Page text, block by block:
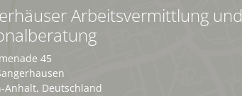
Arbeitsvermittlung und
45
Anhalt, Deutschland